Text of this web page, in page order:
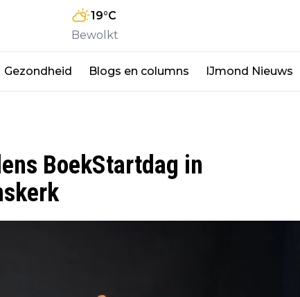
19°C
Bewolkt
Gezondheid Blogs en columns IJmond Nieuws
BoekStartdag in